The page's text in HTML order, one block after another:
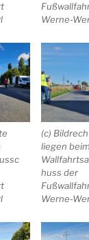
Werne-
(c)
liegen beim
huss der
Werne-